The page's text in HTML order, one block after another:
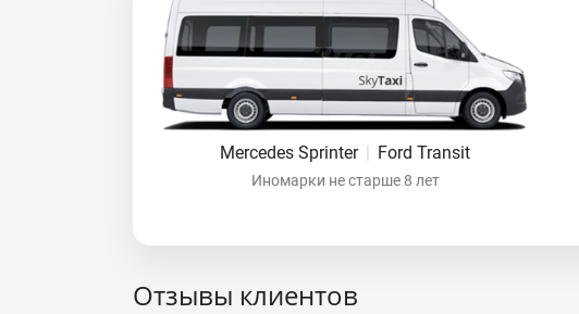
Mercedes Sprinter | Ford Transit
Иномарки не старше 8 лет
Отзывы клиентов